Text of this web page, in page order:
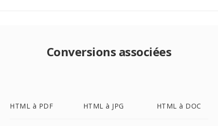
Conversions associées
HTML à PDF HTML à JPG HTML à DOC